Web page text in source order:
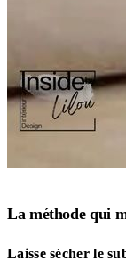
La méthode qui
Laisse sécher le